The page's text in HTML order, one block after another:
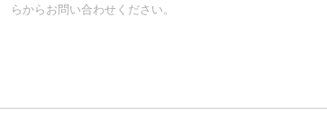
らからお問い合わせください。